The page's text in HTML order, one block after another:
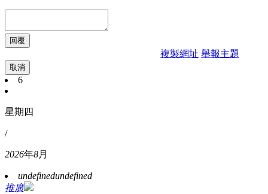
複製網址 舉報主題
取消
6
星期四
/
2026年8月
undefinedundefined
推廣